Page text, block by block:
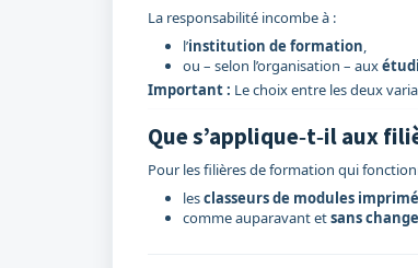
La responsabilité incombe à :
l’institution de formation,
ou – selon l’organisation – aux
Important : Le choix entre les deux
Que s’applique‑t‑il aux
Pour les filières de formation qui
lesclasseurs de modules
comme auparavant etsans